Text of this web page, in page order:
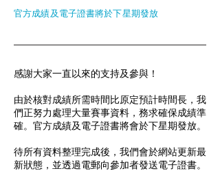
官方成績及電子證書將於下星期發放
感謝大家一直以來的支持及參與！
由於核對成績所需時間比原定預計時間長，我
們正努力處理大量賽事資料，務求確保成績準
確。 官方成績及電子證書將會於下星期發放。
待所有資料整理完成後，我們會於網站更新最
新狀態，並透過電郵向參加者發送電子證書。